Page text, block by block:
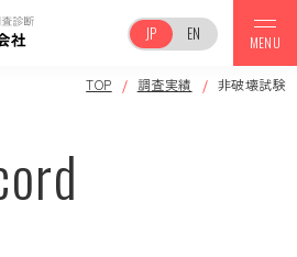
JP EN MENU
事業案内
TOP 調査実績 非破壊試験